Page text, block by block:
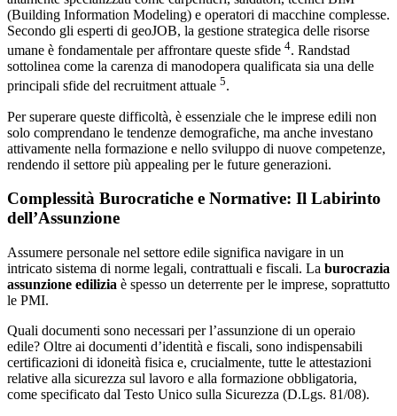
(Building Information Modeling) e operatori di macchine complesse.
Secondo gli esperti di geoJOB, la gestione strategica delle risorse
umane è fondamentale per affrontare queste sfide 4. Randstad
sottolinea come la carenza di manodopera qualificata sia una delle
principali sfide del recruitment attuale 5.
Per superare queste difficoltà, è essenziale che le imprese edili non
solo comprendano le tendenze demografiche, ma anche investano
attivamente nella formazione e nello sviluppo di nuove competenze,
rendendo il settore più appealing per le future generazioni.
Complessità Burocratiche e Normative: Il Labirinto
dell’Assunzione
Assumere personale nel settore edile significa navigare in un
intricato sistema di norme legali, contrattuali e fiscali. La burocrazia
assunzione edilizia è spesso un deterrente per le imprese, soprattutto
le PMI.
Quali documenti sono necessari per l’assunzione di un operaio
edile? Oltre ai documenti d’identità e fiscali, sono indispensabili
certificazioni di idoneità fisica e, crucialmente, tutte le attestazioni
relative alla sicurezza sul lavoro e alla formazione obbligatoria,
come specificato dal Testo Unico sulla Sicurezza (D.Lgs. 81/08).